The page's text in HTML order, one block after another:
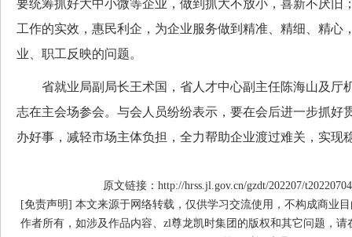
要统筹抓好大中小微等企业，做到抓大不放小，喜新不厌旧
工作的实效，惠民利企，为企业服务做到精准、精细、精心
业、职工反映的问题。
省就业局副局长王术国，省人才中心副主任陈海山及厅
志在主会场参会。与会人员纷纷表示，要在会后进一步抓好
办好事，减轻市场主体负担，全力帮助企业渡过难关，实现
原文链接：http://hrss.jl.gov.cn/gzdt/202207/
[免责声明] 本文来源于网络转载，仅供学习交流使用，不构成商业
作者所有，如涉及作品内容、zl尊龙凯时集团的版权和其它问题，请